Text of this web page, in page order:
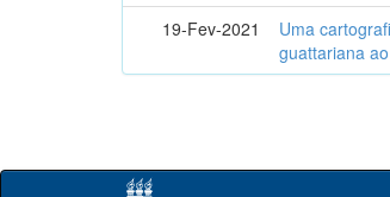
19-Fev-2021
Uma
guattariana